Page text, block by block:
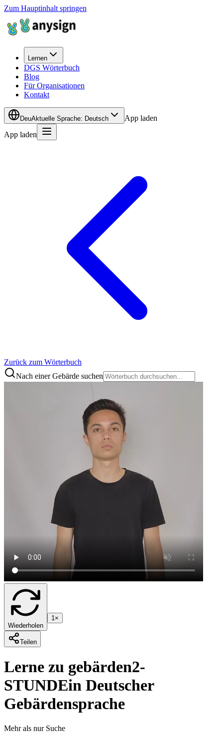
Zum Hauptinhalt springen
Lernen
DGS Wörterbuch
Blog
Für Organisationen
Kontakt
DeuAktuelle Sprache: Deutsch
App laden
App laden
Zurück zum Wörterbuch
Nach einer Gebärde suchen
Wiederholen
1×
Teilen
Lerne zu gebärden2-
STUNDEin Deutscher
Gebärdensprache
Mehr als nur Suche